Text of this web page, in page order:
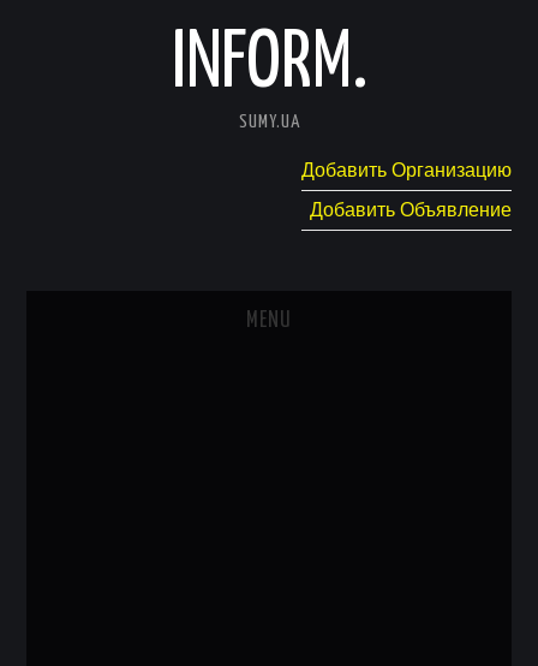
INFORM.
SUMY.UA
Добавить Организацию
Добавить Объявление
MENU